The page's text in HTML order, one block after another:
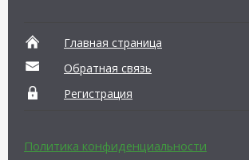
Главная страница
Обратная связь
Регистрация
Политика конфиденциальности